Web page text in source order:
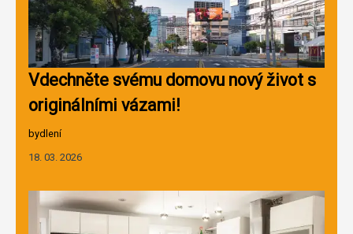
Vdechněte svému domovu nový život s
originálními vázami!
bydlení
18. 03. 2026